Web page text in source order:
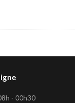
- 00h30